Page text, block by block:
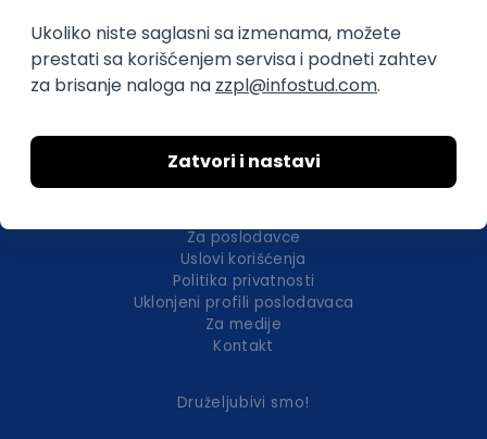
Okupljamo IT zajednicu, podižemo
transparentnost domaćeg IT tržišta rada i
Za poslodavce
Uslovi korišćenja
Politika privatnosti
Uklonjeni profili poslodavaca
Za medije
Kontakt
Druželjubivi smo!